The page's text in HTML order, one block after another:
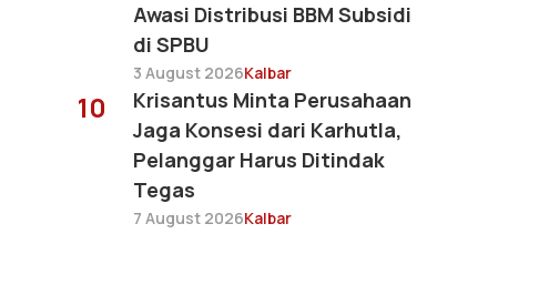
Awasi Distribusi BBM Subsidi
di SPBU
3 August 2026Kalbar
10
Krisantus Minta Perusahaan
Jaga Konsesi dari Karhutla,
Pelanggar Harus Ditindak
Tegas
7 August 2026Kalbar